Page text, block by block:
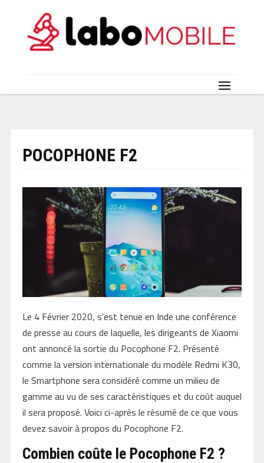
POCOPHONE F2
Le 4 Février 2020, s’est tenue en Inde une conférence
de presse au cours de laquelle, les dirigeants de Xiaomi
ont annoncé la sortie du Pocophone F2. Présenté
comme la version internationale du modèle Redmi K30,
le Smartphone sera considéré comme un milieu de
gamme au vu de ses caractéristiques et du coût auquel
il sera proposé. Voici ci-après le résumé de ce que vous
devez savoir à propos du Pocophone F2.
Combien coûte le Pocophone F2 ?